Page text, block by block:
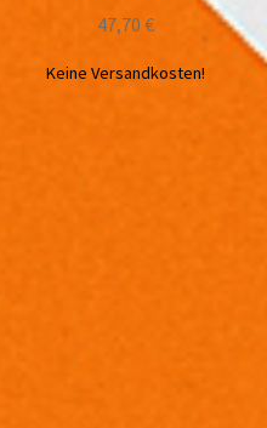
47,70 €
Keine Versandkosten!